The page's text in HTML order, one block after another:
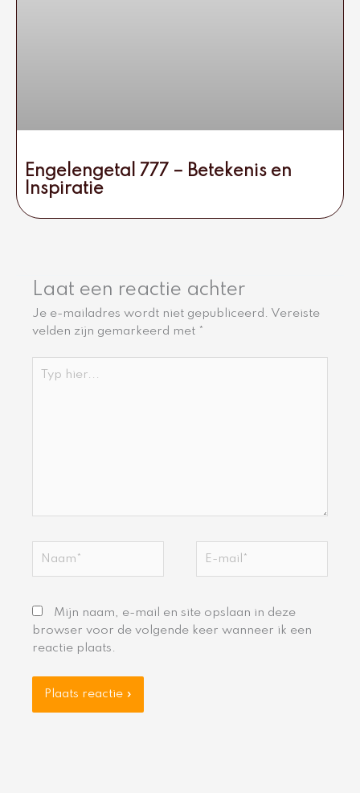
Engelengetal 777 – Betekenis en
Inspiratie
Laat een reactie achter
Je e-mailadres wordt niet gepubliceerd. Vereiste
velden zijn gemarkeerd met *
hier...
mail*
Mijn naam, e-mail en site opslaan in deze
browser voor de volgende keer wanneer ik een
reactie plaats.